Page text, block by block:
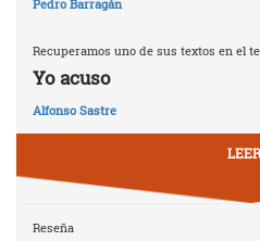
Pedro Barragán
Recuperamos uno de sus textos en el
Yo acuso
Alfonso Sastre
LEER
Reseña